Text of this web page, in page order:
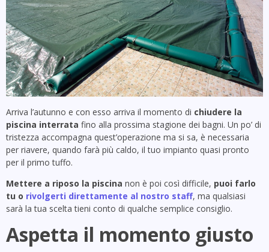
Arriva l’autunno e con esso arriva il momento di chiudere la
piscina interrata fino alla prossima stagione dei bagni. Un po’ di
tristezza accompagna quest’operazione ma si sa, è necessaria
per riavere, quando farà più caldo, il tuo impianto quasi pronto
per il primo tuffo.
Mettere a riposo la piscina non è poi così difficile, puoi farlo
tu o rivolgerti direttamente al nostro staff, ma qualsiasi
sarà la tua scelta tieni conto di qualche semplice consiglio.
Aspetta il momento giusto